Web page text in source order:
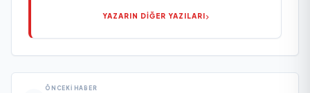
YAZARIN DİĞER YAZILARI
ÖNCEKI HABER